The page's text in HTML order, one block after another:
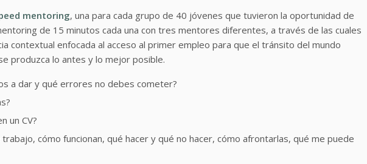
mentoring, una para cada grupo de 40 jóvenes que tuvieron la oportunidad de
de 15 minutos cada una con tres mentores diferentes, a través de las cuales
contextual enfocada al acceso al primer empleo para que el tránsito del mundo
produzca lo antes y lo mejor posible.
a dar y qué errores no debes cometer?
un CV?
cómo funcionan, qué hacer y qué no hacer, cómo afrontarlas, qué me puede